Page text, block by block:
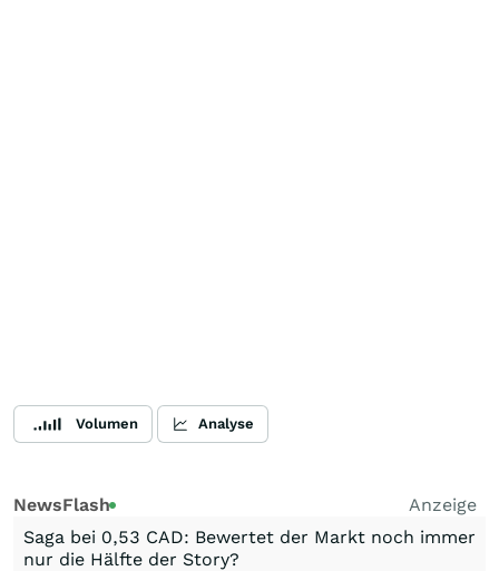
Volumen Analyse
NewsFlash
Anzeige
Saga bei 0,53 CAD: Bewertet der Markt noch immer
nur die Hälfte der Story?